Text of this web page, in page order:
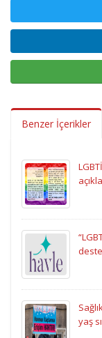
Benzer İçerikler
yaş